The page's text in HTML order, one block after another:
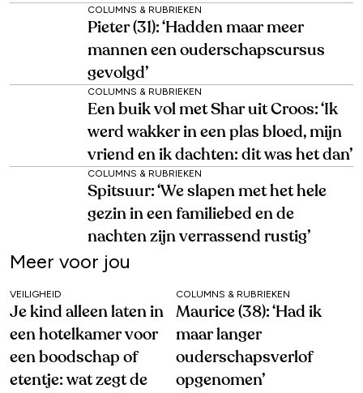
COLUMNS & RUBRIEKEN
Pieter (31): ‘Hadden maar meer
mannen een ouderschapscursus
gevolgd’
COLUMNS & RUBRIEKEN
Een buik vol met Shar uit Croos: ‘Ik
werd wakker in een plas bloed, mijn
vriend en ik dachten: dit was het dan’
COLUMNS & RUBRIEKEN
Spitsuur: ‘We slapen met het hele
gezin in een familiebed en de
nachten zijn verrassend rustig’
Meer voor jou
VEILIGHEID
Je kind alleen laten in
een hotelkamer voor
een boodschap of
etentje: wat zegt de
COLUMNS & RUBRIEKEN
Maurice (38): ‘Had ik
maar langer
ouderschapsverlof
opgenomen’